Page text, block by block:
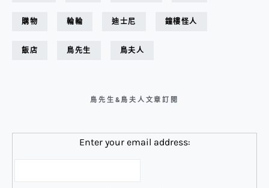
購物 輪輪 迪士尼 鐘樓怪人
飯店 鳥先生 鳥夫人
鳥先生&鳥夫人文章訂閱
Enter your email address: